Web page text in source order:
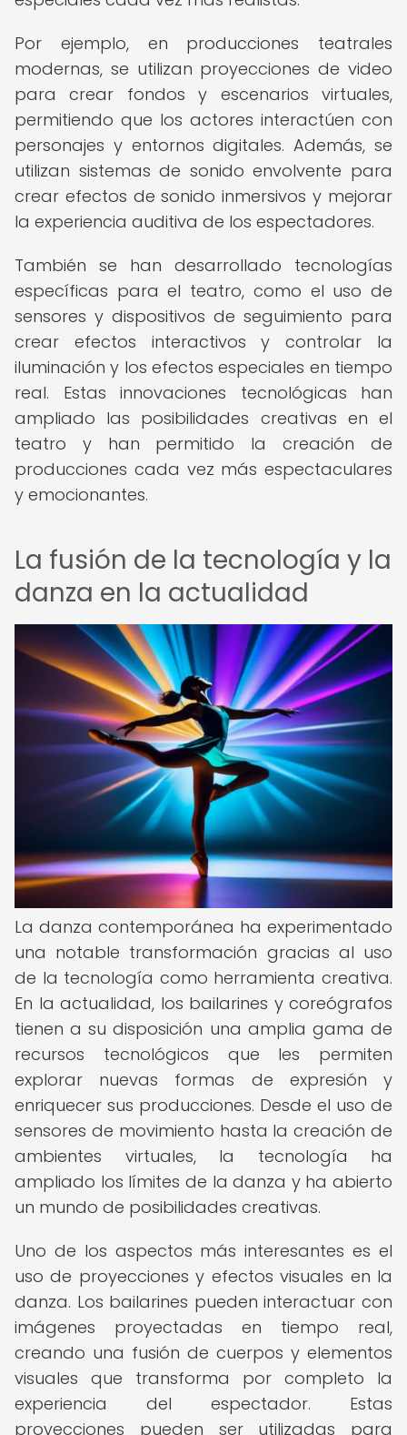
Por ejemplo, en producciones teatrales
modernas, se utilizan proyecciones de video
para crear fondos y escenarios virtuales,
permitiendo que los actores interactúen con
personajes y entornos digitales. Además, se
utilizan sistemas de sonido envolvente para
crear efectos de sonido inmersivos y mejorar
la experiencia auditiva de los espectadores.
También se han desarrollado tecnologías
específicas para el teatro, como el uso de
sensores y dispositivos de seguimiento para
crear efectos interactivos y controlar la
iluminación y los efectos especiales en tiempo
real. Estas innovaciones tecnológicas han
ampliado las posibilidades creativas en el
teatro y han permitido la creación de
producciones cada vez más espectaculares
y emocionantes.
La fusión de la tecnología y la
danza en la actualidad
La danza contemporánea ha experimentado
una notable transformación gracias al uso
de la tecnología como herramienta creativa.
En la actualidad, los bailarines y coreógrafos
tienen a su disposición una amplia gama de
recursos tecnológicos que les permiten
explorar nuevas formas de expresión y
enriquecer sus producciones. Desde el uso de
sensores de movimiento hasta la creación de
ambientes virtuales, la tecnología ha
ampliado los límites de la danza y ha abierto
un mundo de posibilidades creativas.
Uno de los aspectos más interesantes es el
uso de proyecciones y efectos visuales en la
danza. Los bailarines pueden interactuar con
imágenes proyectadas en tiempo real,
creando una fusión de cuerpos y elementos
visuales que transforma por completo la
experiencia del espectador. Estas
proyecciones pueden ser utilizadas para